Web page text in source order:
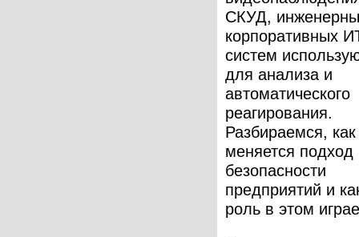
СКУД,
корпоративных
систем
для анализа и
автоматического
реагирования.
Разбираемся, как
меняется подход
безопасности
предприятий и
роль в этом